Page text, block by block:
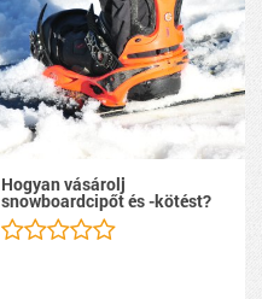
Hogyan vásárolj
snowboardcipőt és -kötést?